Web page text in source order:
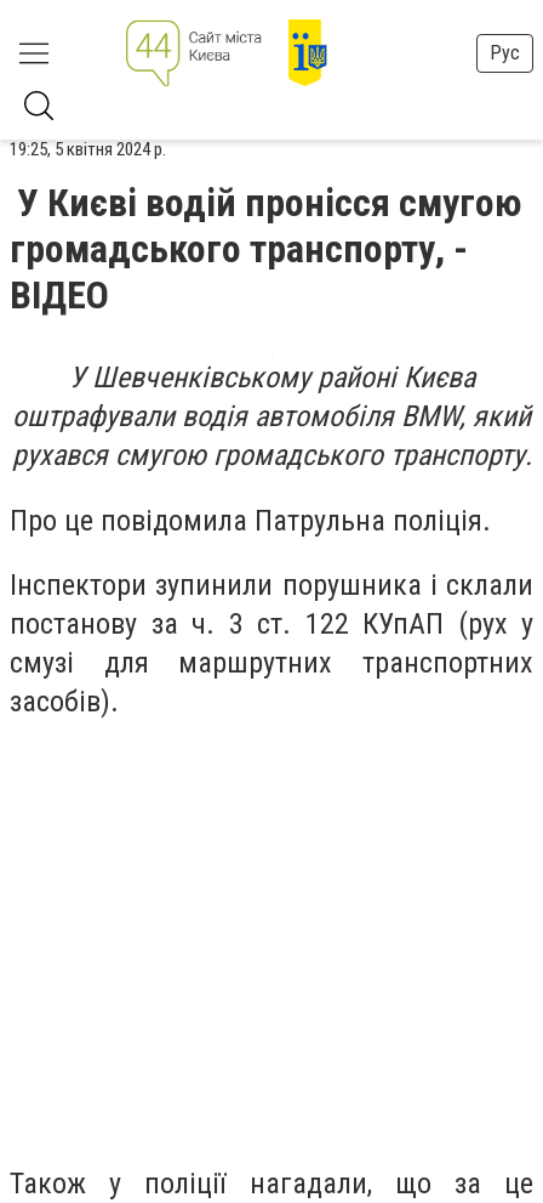
Рус
19:25, 5 квітня 2024 р.
У Києві водій пронісся смугою
громадського транспорту, -
ВІДЕО
У Шевченківському районі Києва
оштрафували водія автомобіля BMW, який
рухався смугою громадського транспорту.
Про це повідомила Патрульна поліція.
Інспектори зупинили порушника і склали
постанову за ч. 3 ст. 122 КУпАП (рух у
смузі для маршрутних транспортних
засобів).
Також у поліції нагадали, що за це